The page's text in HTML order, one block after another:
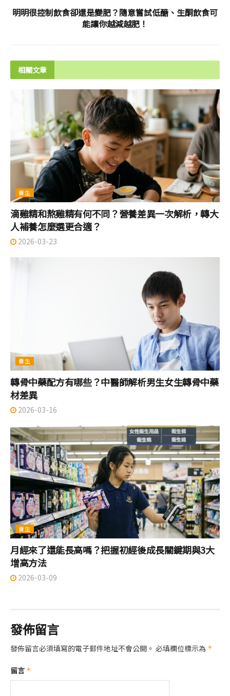
明明很控制飲食卻還是變肥？隨意嘗試低醣、生酮飲食可
能讓你越減越肥！
相關文章
養生
滴雞精和熬雞精有何不同？營養差異一次解析，轉大
人補養怎麼選更合適？
2026-03-23
養生
轉骨中藥配方有哪些？中醫師解析男生女生轉骨中藥
材差異
2026-03-16
養生
月經來了還能長高嗎？把握初經後成長關鍵期與3大
增高方法
2026-03-09
發佈留言
發佈留言必須填寫的電子郵件地址不會公開。 必填欄位標示為 *
留言*